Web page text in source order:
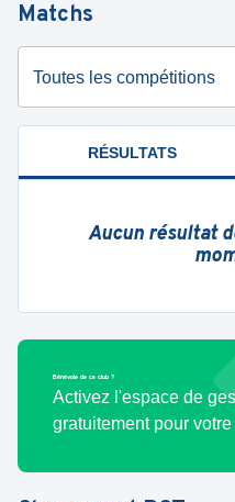
Matchs
Toutes les compétitions
RÉSULTATS
Aucun résultat
Bénévole de ce club ?
Activez l'espace de
gratuitement pour votre